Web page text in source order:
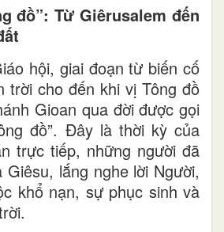
đồ”: Từ Giêrusalem đến
hội, giai đoạn từ biến cố
trời cho đến khi vị Tông đồ
Gioan qua đời được gọi
đồ”. Đây là thời kỳ của
trực tiếp, những người đã
Giêsu, lắng nghe lời Người,
khổ nạn, sự phục sinh và